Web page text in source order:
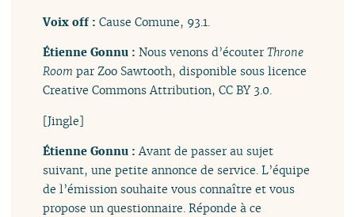
Voix off :Cause Comune, 93.1.
Étienne Gonnu :Nous venons d’écouterThrone
Room par Zoo Sawtooth, disponible sous licence
Creative Commons Attribution, CC BY 3.0.
[Jingle]
Étienne Gonnu :Avant de passer au sujet
suivant, une petite annonce de service. L’équipe
de l’émission souhaite vous connaître et vous
propose un questionnaire. Réponde à ce